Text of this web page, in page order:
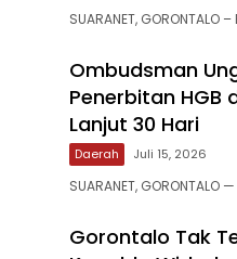
SUARANET,
‎Ombudsman
Penerbitan HGB
Lanjut 30 Hari
Daerah Juli 15, 2026
SUARANET,
‎Gorontalo Tak